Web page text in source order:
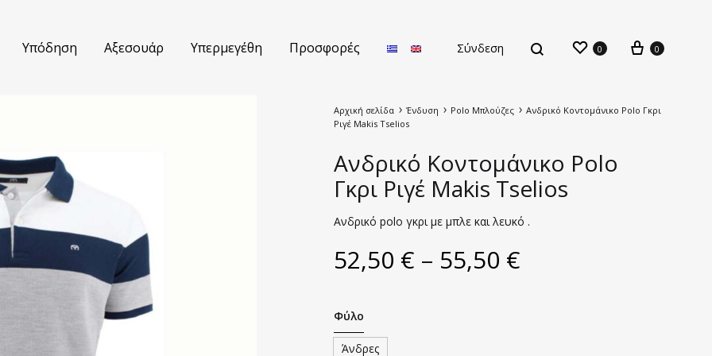
Νέες Παραλαβές
Υπόδηση Αξεσουάρ Υπερμεγέθη Προσφορές Σύνδεση 0 0
Αρχική σελίδα Ένδυση Polo Μπλούζες
Ανδρικό Κοντομάνικο Polo Γκρι
Ριγέ Makis Tselios
Ανδρικό Κοντομάνικο Polo
Γκρι Ριγέ Makis Tselios
Ανδρικό polo γκρι με μπλε και λευκό .
52,50 € – 55,50 €
Φύλο
Άνδρες